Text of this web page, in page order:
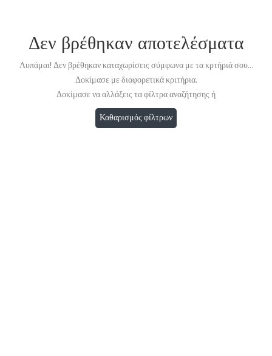
Δεν βρέθηκαν αποτελέσματα
Λυπάμαι! Δεν βρέθηκαν καταχωρίσεις σύμφωνα με τα κρτήριά σου...
Δοκίμασε με διαφορετικά κριτήρια.
Δοκίμασε να αλλάξεις τα φίλτρα αναζήτησης ή
Καθαρισμός φίλτρων